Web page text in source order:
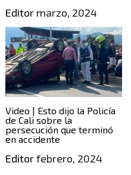
Editormarzo, 2024
Video | Esto dijo la Policía
de Cali sobre la
persecución que terminó
en accidente
Editorfebrero, 2024